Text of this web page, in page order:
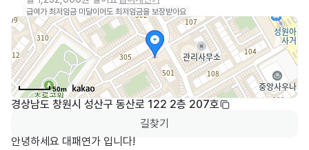
급여가 최저임금 미달이어도 최저임금을 보장받아요
50m
경상남도 창원시 성산구 동산로 122 2층 207호
길찾기
안녕하세요 대패연가 입니다!